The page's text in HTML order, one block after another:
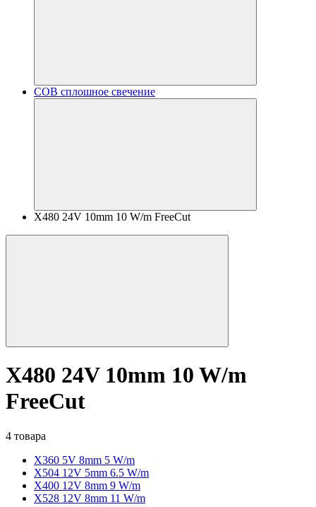
COB сплошное свечение
X480 24V 10mm 10 W/m FreeCut
X480 24V 10mm 10 W/m
FreeCut
4 товара
X360 5V 8mm 5 W/m
X504 12V 5mm 6.5 W/m
X400 12V 8mm 9 W/m
X528 12V 8mm 11 W/m